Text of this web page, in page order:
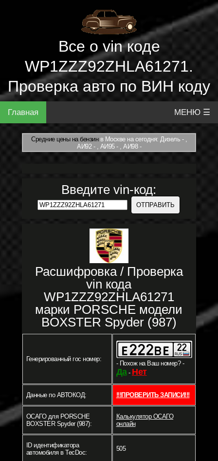
Все о vin коде
WP1ZZZ92ZHLA61271.
Проверка авто по ВИН коду
Главная МЕНЮ ☰
Средние цены на бензинв Москве на сегодня: Дизель - ,
АИ92 - , АИ95 - , АИ98 -
Введите vin-код:
Расшифровка / Проверка
vin кода
WP1ZZZ92ZHLA61271
марки PORSCHE модели
BOXSTER Spyder (987)
Генерированный гос номер:
- Похож на Ваш номер? -
Да- Нет
Данные по АВТОКОД: !!!ПРОВЕРИТЬ ЗАПИСИ!!!
ОСАГО для PORSCHE
BOXSTER Spyder (987):
Калькулятор ОСАГО
онлайн
ID идентификатора
автомобиля в TecDoc:
505